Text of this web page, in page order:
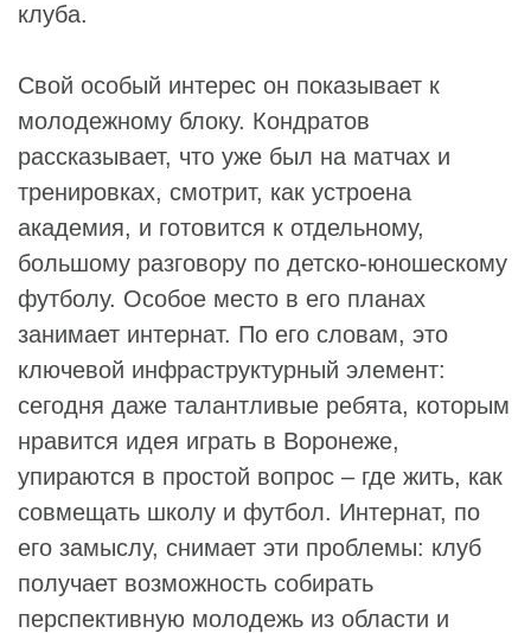
клуба.
Свой особый интерес он показывает к
молодежному блоку. Кондратов
рассказывает, что уже был на матчах и
тренировках, смотрит, как устроена
академия, и готовится к отдельному,
большому разговору по детско‑юношескому
футболу. Особое место в его планах
занимает интернат. По его словам, это
ключевой инфраструктурный элемент:
сегодня даже талантливые ребята, которым
нравится идея играть в Воронеже,
упираются в простой вопрос – где жить, как
совмещать школу и футбол. Интернат, по
его замыслу, снимает эти проблемы: клуб
получает возможность собирать
перспективную молодежь из области и